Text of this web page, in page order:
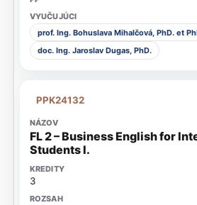
prof. Ing. Bohuslava Mihalčová, PhD. et
doc. Ing. Jaroslav Dugas, PhD.
PPK24132
FL 2 – Business English for
Students I.
3